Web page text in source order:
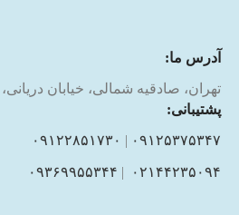
آدرس ما:
تهران، صادقیه شمالی، خیابان دریانی،
پشتیبانی:
۰۹۱۲۵۳۷۵۳۴۷ | ۰۹۱۲۲۸۵۱۷۳۰
۰۲۱۴۴۲۳۵۰۹۴ | ۰۹۳۶۹۹۵۵۳۴۴